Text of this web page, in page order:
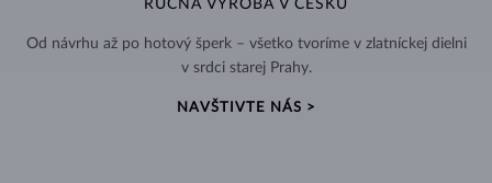
RUČNÁ VÝROBA V ČESKU
Od návrhu až po hotový šperk – všetko tvoríme v zlatníckej dielni
v srdci starej Prahy.
NAVŠTIVTE NÁS >